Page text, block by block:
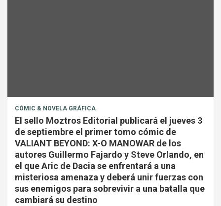
CÓMIC & NOVELA GRÁFICA
El sello Moztros Editorial publicará el jueves 3
de septiembre el primer tomo cómic de
VALIANT BEYOND: X-O MANOWAR de los
autores Guillermo Fajardo y Steve Orlando, en
el que Aric de Dacia se enfrentará a una
misteriosa amenaza y deberá unir fuerzas con
sus enemigos para sobrevivir a una batalla que
cambiará su destino